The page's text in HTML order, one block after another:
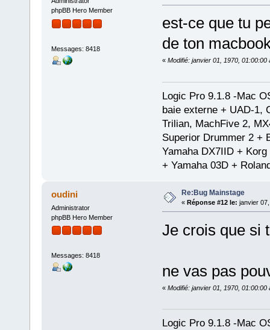
phpBB Hero Member
Messages: 8418
est-ce que tu
de ton
« Modifié: janvier 01, 1970, 01:00:00
Logic Pro 9.1.8 -Mac
baie externe + UAD-1,
Trilian, MachFive 2,
Superior Drummer 2 +
Yamaha DX7IID +
+ Yamaha 03D +
oudini
Administrator
phpBB Hero Member
Messages: 8418
Re:Bug Mainstage
« Réponse #12 le: janvier
Je crois que si
ne vas pas
« Modifié: janvier 01, 1970, 01:00:00
Logic Pro 9.1.8 -Mac